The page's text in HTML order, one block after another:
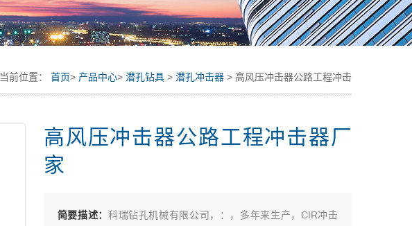
当前位置： 首页> 产品中心> 潜孔钻具 > 潜孔冲击器 > 高风压冲击器公路工程冲击
器厂家
高风压冲击器公路工程冲击器厂
家
简要描述： 科瑞钻孔机械有限公司，：，多年来生产，CIR冲击